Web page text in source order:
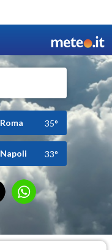
Roma 35°
Napoli 33°